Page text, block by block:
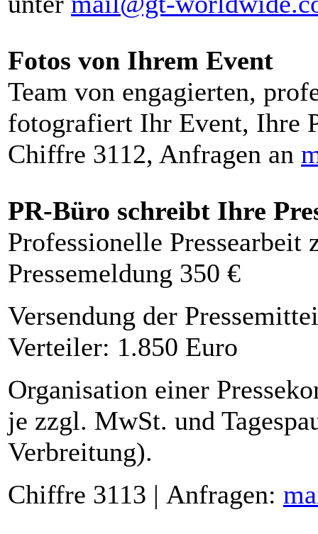
Fotos von Ihrem Event
Team von engagierten,
fotografiert Ihr Event, Ihre
Chiffre 3112, Anfragen an
PR-Büro schreibt Ihre
Professionelle Pressearbeit
Pressemeldung 350 €
Versendung der
Verteiler: 1.850 Euro
Organisation einer
je zzgl. MwSt. und
Verbreitung).
Chiffre 3113 | Anfragen: